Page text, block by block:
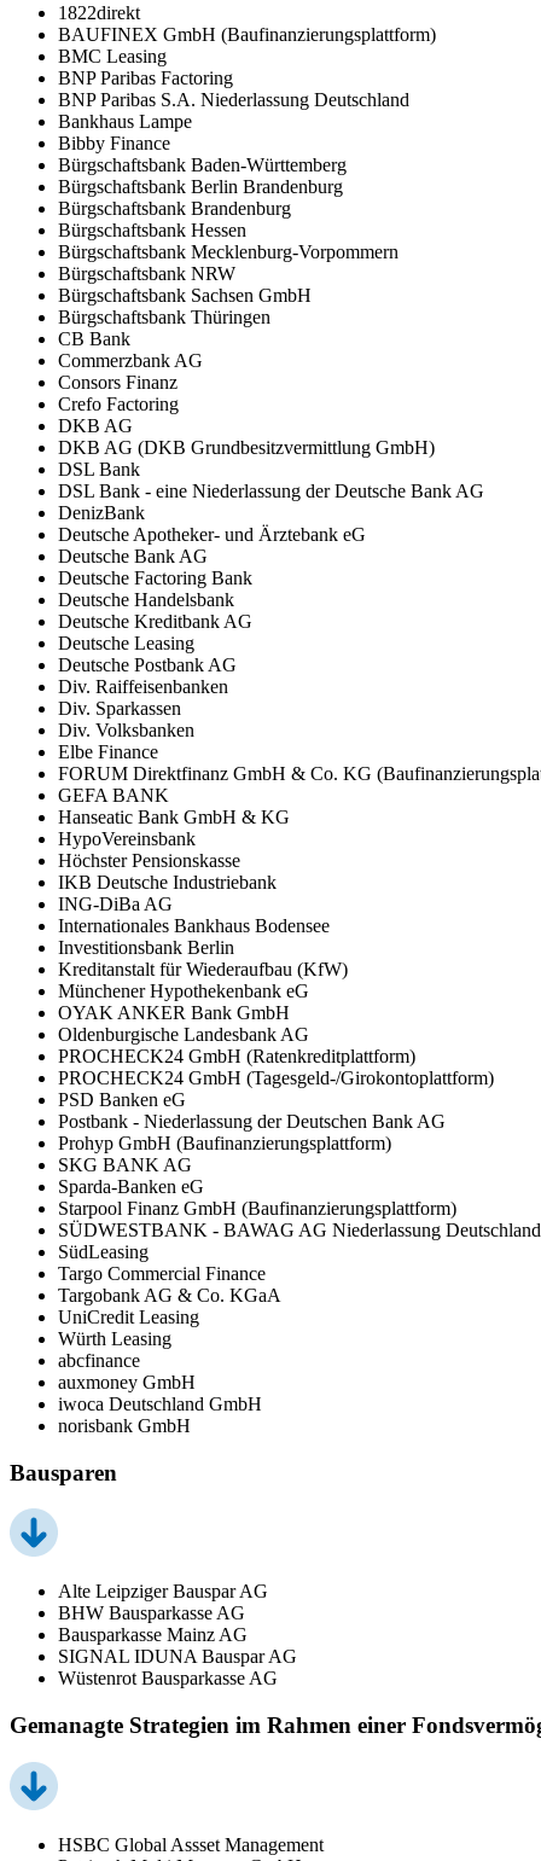
1822direkt
BAUFINEX GmbH (Baufinanzierungsplattform)
BMC Leasing
BNP Paribas Factoring
BNP Paribas S.A. Niederlassung Deutschland
Bankhaus Lampe
Bibby Finance
Bürgschaftsbank Baden-Württemberg
Bürgschaftsbank Berlin Brandenburg
Bürgschaftsbank Brandenburg
Bürgschaftsbank Hessen
Bürgschaftsbank Mecklenburg-Vorpommern
Bürgschaftsbank NRW
Bürgschaftsbank Sachsen GmbH
Bürgschaftsbank Thüringen
CB Bank
Commerzbank AG
Consors Finanz
Crefo Factoring
DKB AG
DKB AG (DKB Grundbesitzvermittlung GmbH)
DSL Bank
DSL Bank - eine Niederlassung der Deutsche Bank AG
DenizBank
Deutsche Apotheker- und Ärztebank eG
Deutsche Bank AG
Deutsche Factoring Bank
Deutsche Handelsbank
Deutsche Kreditbank AG
Deutsche Leasing
Deutsche Postbank AG
Div. Raiffeisenbanken
Div. Sparkassen
Div. Volksbanken
Elbe Finance
FORUM Direktfinanz GmbH & Co. KG
GEFA BANK
Hanseatic Bank GmbH & KG
HypoVereinsbank
Höchster Pensionskasse
IKB Deutsche Industriebank
ING-DiBa AG
Internationales Bankhaus Bodensee
Investitionsbank Berlin
Kreditanstalt für Wiederaufbau (KfW)
Münchener Hypothekenbank eG
OYAK ANKER Bank GmbH
Oldenburgische Landesbank AG
PROCHECK24 GmbH (Ratenkreditplattform)
PROCHECK24 GmbH (Tagesgeld-/Girokontoplattform)
PSD Banken eG
Postbank - Niederlassung der Deutschen Bank AG
Prohyp GmbH (Baufinanzierungsplattform)
SKG BANK AG
Sparda-Banken eG
Starpool Finanz GmbH (Baufinanzierungsplattform)
SÜDWESTBANK - BAWAG AG Niederlassung Deutschland
SüdLeasing
Targo Commercial Finance
Targobank AG & Co. KGaA
UniCredit Leasing
Würth Leasing
abcfinance
auxmoney GmbH
iwoca Deutschland GmbH
norisbank GmbH
Bausparen
Alte Leipziger Bauspar AG
BHW Bausparkasse AG
Bausparkasse Mainz AG
SIGNAL IDUNA Bauspar AG
Wüstenrot Bausparkasse AG
Gemanagte Strategien im Rahmen einer
HSBC Global Assset Management